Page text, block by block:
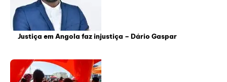
Justiça em Angola faz injustiça – Dário Gaspar